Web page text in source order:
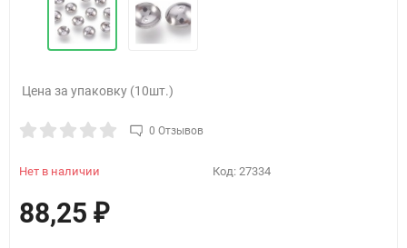
Цена за упаковку (10шт.)
0 Отзывов
Нет в наличии Код: 27334
88,25 ₽